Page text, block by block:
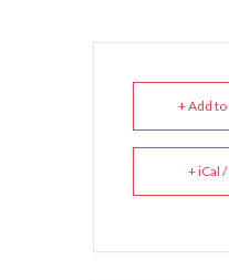
+ Add
+ iCal